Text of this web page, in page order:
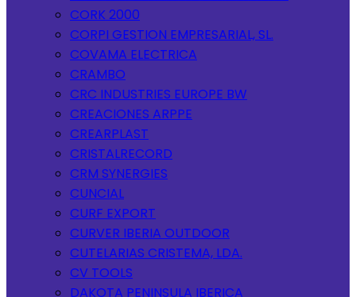
CORK 2000
CORPI GESTION EMPRESARIAL, SL.
COVAMA ELECTRICA
CRAMBO
CRC INDUSTRIES EUROPE BW
CREACIONES ARPPE
CREARPLAST
CRISTALRECORD
CRM SYNERGIES
CUNCIAL
CURF EXPORT
CURVER IBERIA OUTDOOR
CUTELARIAS CRISTEMA, LDA.
CV TOOLS
DAKOTA PENINSULA IBERICA